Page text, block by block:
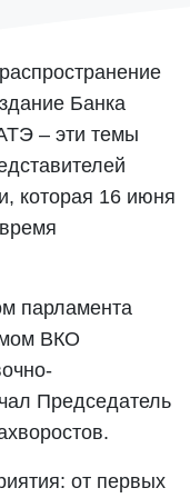
Банка
– эти темы
которая 16 июня
парламента
ВКО
Председатель
от первых